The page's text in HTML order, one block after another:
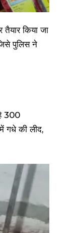
किया जा
पुलिस ने
300
गधे की लीद,